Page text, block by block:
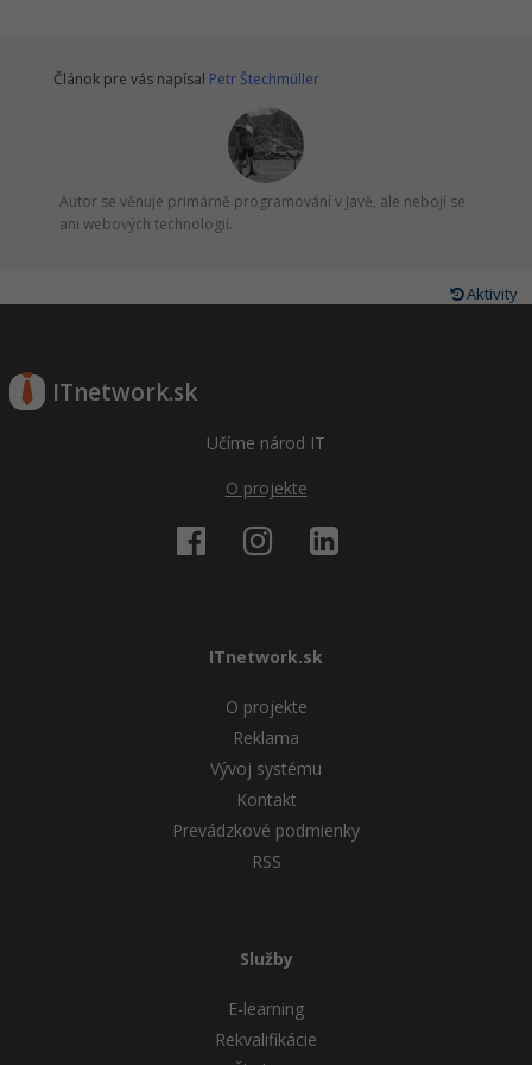
Článok pre vás napísal Petr Štechmüller
Autor se věnuje primárně programování v Javě, ale nebojí se
ani webových technologií.
Aktivity
ITnetwork.sk
Učíme národ IT
O projekte
ITnetwork.sk
O projekte
Reklama
Vývoj systému
Kontakt
Prevádzkové podmienky
RSS
Služby
E-learning
Rekvalifikácie